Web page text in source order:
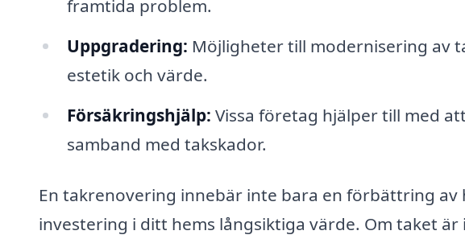
framtida problem.
Uppgradering: Möjligheter till modernisering av
estetik och värde.
Försäkringshjälp: Vissa företag hjälper till med
samband med takskador.
En takrenovering innebär inte bara en förbättring av
investering i ditt hems långsiktiga värde. Om taket